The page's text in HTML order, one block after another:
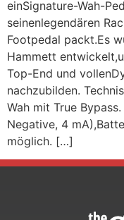
einSignature-Wah-
seinenlegendären
Footpedal packt.Es
Hammett
Top-End und
nachzubilden.
Wah mit True
Negative, 4
möglich. […]